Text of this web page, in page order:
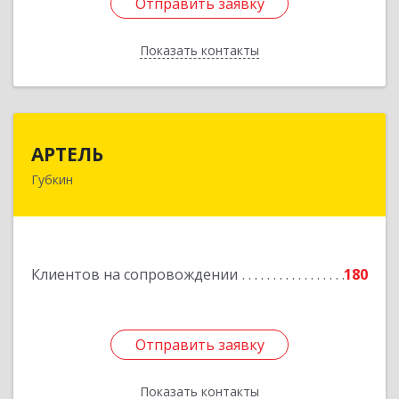
Показать контакты
Назад
АРТЕЛЬ
Губкин
Клиентов на сопровождении 180
Отправить заявку
Показать контакты
309181, Белгородская обл, Губкинский р-н,
Отправить заявку
Назад